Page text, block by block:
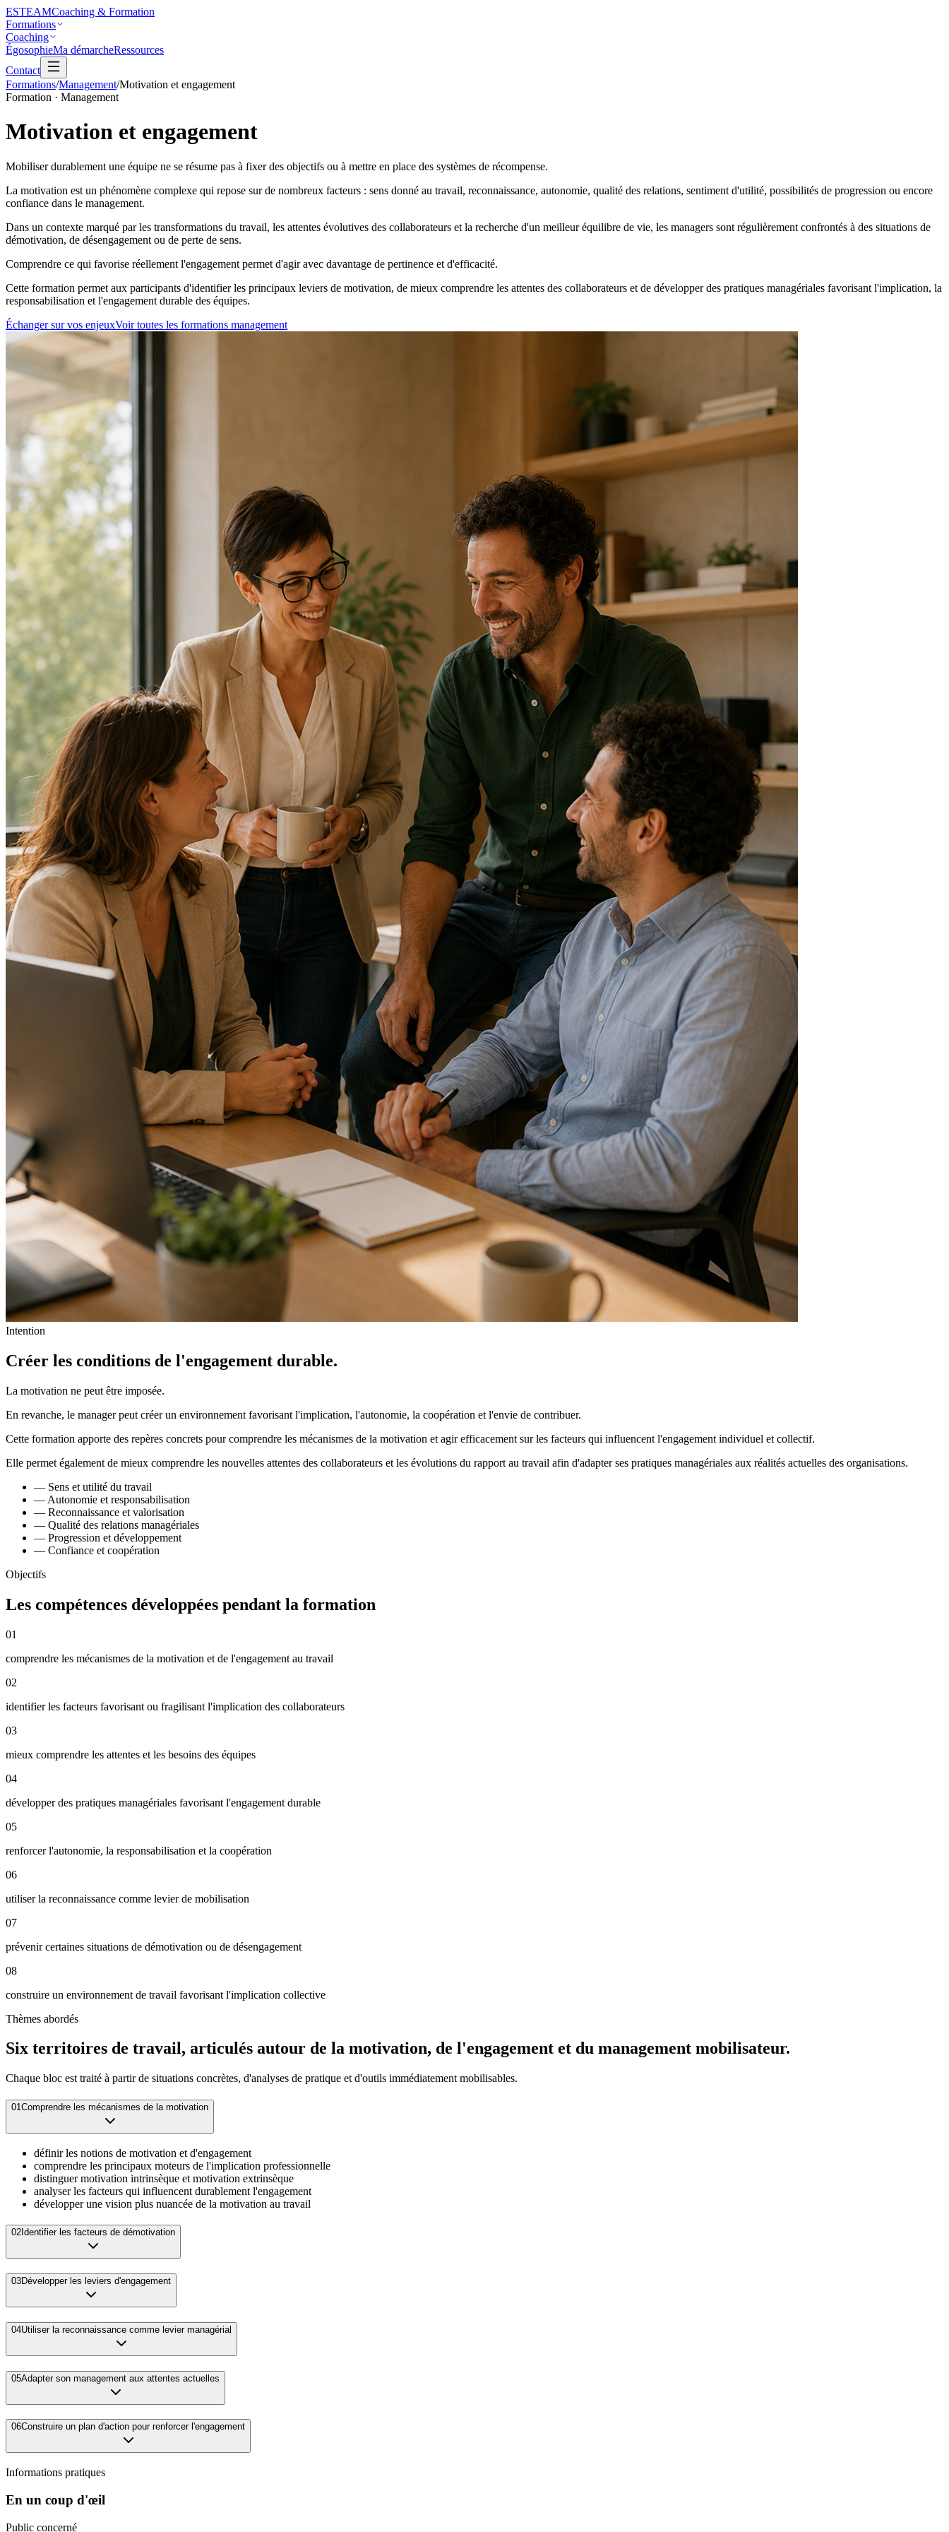
ESTEAMCoaching & Formation
Formations
Coaching
ÉgosophieMa démarcheRessources
Contact
Formations/Management/Motivation et engagement
Formation · Management
Motivation et engagement
Mobiliser durablement une équipe ne se résume pas à fixer des objectifs ou à mettre en place des systèmes de récompense.
La motivation est un phénomène complexe qui repose sur de nombreux facteurs : sens donné au travail, reconnaissance, autonomie, qualité des relations, sentiment d'utilité, possibilités de progression ou encore
confiance dans le management.
Dans un contexte marqué par les transformations du travail, les attentes évolutives des collaborateurs et la recherche d'un meilleur équilibre de vie, les managers sont régulièrement confrontés à des situations de
démotivation, de désengagement ou de perte de sens.
Comprendre ce qui favorise réellement l'engagement permet d'agir avec davantage de pertinence et d'efficacité.
Cette formation permet aux participants d'identifier les principaux leviers de motivation, de mieux comprendre les attentes des collaborateurs et de développer des pratiques managériales favorisant l'implication, la
responsabilisation et l'engagement durable des équipes.
Échanger sur vos enjeuxVoir toutes les formations management
Intention
Créer les conditions de l'engagement durable.
La motivation ne peut être imposée.
En revanche, le manager peut créer un environnement favorisant l'implication, l'autonomie, la coopération et l'envie de contribuer.
Cette formation apporte des repères concrets pour comprendre les mécanismes de la motivation et agir efficacement sur les facteurs qui influencent l'engagement individuel et collectif.
Elle permet également de mieux comprendre les nouvelles attentes des collaborateurs et les évolutions du rapport au travail afin d'adapter ses pratiques managériales aux réalités actuelles des organisations.
— Sens et utilité du travail
— Autonomie et responsabilisation
— Reconnaissance et valorisation
— Qualité des relations managériales
— Progression et développement
— Confiance et coopération
Objectifs
Les compétences développées pendant la formation
01
comprendre les mécanismes de la motivation et de l'engagement au travail
02
identifier les facteurs favorisant ou fragilisant l'implication des collaborateurs
03
mieux comprendre les attentes et les besoins des équipes
04
développer des pratiques managériales favorisant l'engagement durable
05
renforcer l'autonomie, la responsabilisation et la coopération
06
utiliser la reconnaissance comme levier de mobilisation
07
prévenir certaines situations de démotivation ou de désengagement
08
construire un environnement de travail favorisant l'implication collective
Thèmes abordés
Six territoires de travail, articulés autour de la motivation, de l'engagement et du management mobilisateur.
Chaque bloc est traité à partir de situations concrètes, d'analyses de pratique et d'outils immédiatement mobilisables.
01Comprendre les mécanismes de la motivation
définir les notions de motivation et d'engagement
comprendre les principaux moteurs de l'implication professionnelle
distinguer motivation intrinsèque et motivation extrinsèque
analyser les facteurs qui influencent durablement l'engagement
développer une vision plus nuancée de la motivation au travail
02 Identifier les facteurs de démotivation
03Développer les leviers d'engagement
04Utiliser la reconnaissance comme levier managérial
05Adapter son management aux attentes actuelles
06Construire un plan d'action pour renforcer l'engagement
Informations pratiques
En un coup d'œil
Public concerné